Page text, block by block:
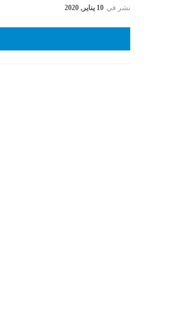
نشر في 10 يناير, 2020